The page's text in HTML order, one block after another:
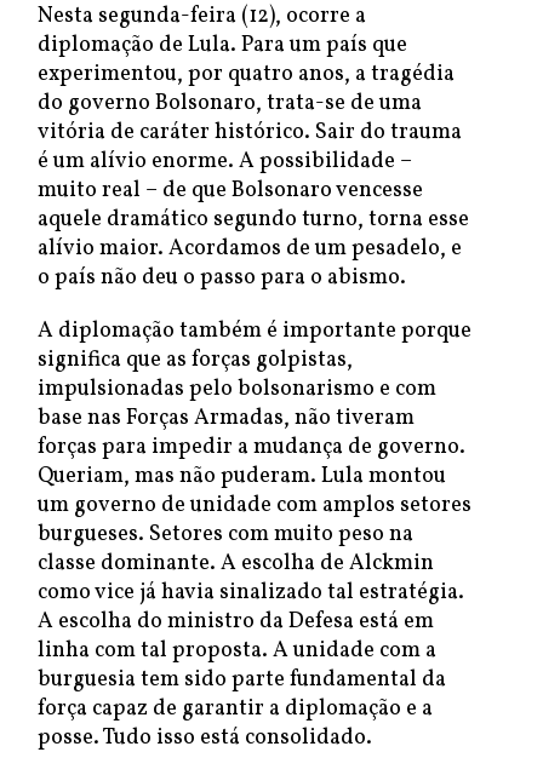
Nesta segunda-feira (12), ocorre a
diplomação de Lula. Para um país que
experimentou, por quatro anos, a tragédia
do governo Bolsonaro, trata-se de uma
vitória de caráter histórico. Sair do trauma
é um alívio enorme. A possibilidade –
muito real – de que Bolsonaro vencesse
aquele dramático segundo turno, torna esse
alívio maior. Acordamos de um pesadelo, e
o país não deu o passo para o abismo.
A diplomação também é importante porque
significa que as forças golpistas,
impulsionadas pelo bolsonarismo e com
base nas Forças Armadas, não tiveram
forças para impedir a mudança de governo.
Queriam, mas não puderam. Lula montou
um governo de unidade com amplos setores
burgueses. Setores com muito peso na
classe dominante. A escolha de Alckmin
como vice já havia sinalizado tal estratégia.
A escolha do ministro da Defesa está em
linha com tal proposta. A unidade com a
burguesia tem sido parte fundamental da
força capaz de garantir a diplomação e a
posse. Tudo isso está consolidado.